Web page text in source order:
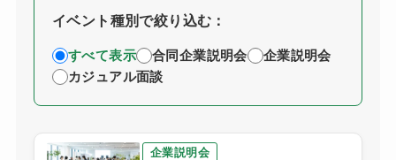
イベント種別で絞り込む：
すべて表示 合同企業説明会
企業説明会
カジュアル面談
企業説明会